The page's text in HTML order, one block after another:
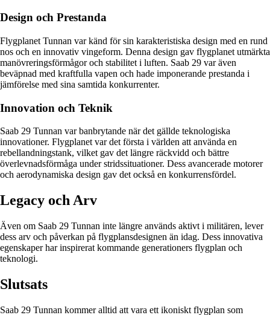
Design och Prestanda
Flygplanet Tunnan var känd för sin karakteristiska design med en rund
nos och en innovativ vingeform. Denna design gav flygplanet utmärkta
manövreringsförmågor och stabilitet i luften. Saab 29 var även
beväpnad med kraftfulla vapen och hade imponerande prestanda i
jämförelse med sina samtida konkurrenter.
Innovation och Teknik
Saab 29 Tunnan var banbrytande när det gällde teknologiska
innovationer. Flygplanet var det första i världen att använda en
rebellandningstank, vilket gav det längre räckvidd och bättre
överlevnadsförmåga under stridssituationer. Dess avancerade motorer
och aerodynamiska design gav det också en konkurrensfördel.
Legacy och Arv
Även om Saab 29 Tunnan inte längre används aktivt i militären, lever
dess arv och påverkan på flygplansdesignen än idag. Dess innovativa
egenskaper har inspirerat kommande generationers flygplan och
teknologi.
Slutsats
Saab 29 Tunnan kommer alltid att vara ett ikoniskt flygplan som